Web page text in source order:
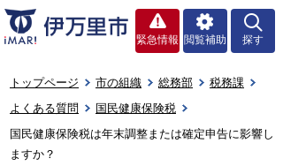
緊急情報 閲覧補助 探す
トップページ 市の組織 総務部
税務課
よくある質問
国民健康保険税
国民健康保険税は年末調整または確定申告に影響し
ますか？